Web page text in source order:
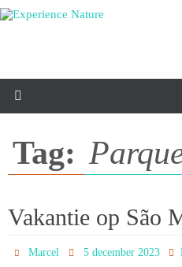
Ga
naar
Tag:
Vakantie op São
Marcel 5 december 2023